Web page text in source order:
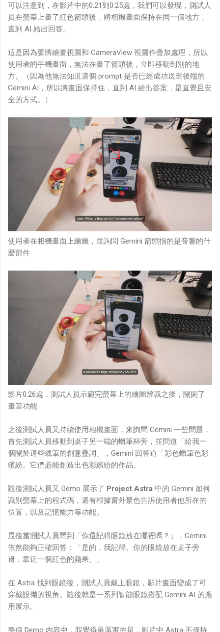
可以注意到，在影片中的0:21到0:25處，我們可以發現，測試人
員在螢幕上畫了紅色箭頭後，將相機畫面保持在同一個地方，
直到 AI 給出回答。
這是因為要將繪畫視圖和 CameraView 視圖作疊加處理，所以
使用者的手機畫面，無法在畫了箭頭後，立即移動到別的地
方。（因為他無法知道這個 prompt 是否已經成功送至後端的
Gemini AI，所以將畫面保持住，直到 AI 給出答案，是直覺且安
全的方式。）
使用者在相機畫面上繪圖，並詢問 Gemini 箭頭指的是音響的什
麼部件
影片0:26處， 測試人員示範完螢幕上的繪圖辨識之後，關閉了
畫筆功能
之後測試人員又持續使用相機畫面，來詢問 Gemini 一些問題，
首先測試人員移動到桌子另一端的蠟筆杯旁，並問道「給我一
個關於這些蠟筆的創意疊詞」，Gemini 回答道「彩色蠟筆色彩
繽紛。它們必能創造出色彩繽紛的作品。
隨後測試人員又 Demo 展示了 Project Astra 中的 Gemini 如何
識別螢幕上的程式碼，還有根據窗外景色告訴使用者他所在的
位置，以及記憶能力等功能。
最後當測試人員問到「你還記得眼鏡放在哪裡嗎？」，Gemini
依然能夠正確回答：「是的，我記得。你的眼鏡放在桌子旁
邊，靠近一個紅色的蘋果。」
在 Astra 找到眼鏡後，測試人員戴上眼鏡，影片畫面變成了可
穿戴設備的視角。隨後就是一系列智能眼鏡搭配 Gemini AI 的應
用展示。
整個 Demo 內容中，我覺得最厲害的是，影片中 Astra 不僅持